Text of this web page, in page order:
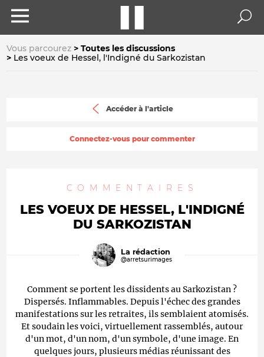
Vous parcourez
Toutes les discussions
Les voeux de Hessel, l'Indigné du Sarkozistan
Accéder à l'article
Connectez-vous pour commenter
COMMENTAIRES
LES VOEUX DE HESSEL, L'INDIGNÉ
DU SARKOZISTAN
La rédaction
@arretsurimages
Comment se portent les dissidents au Sarkozistan ?
Dispersés. Inflammables. Depuis l'échec des grandes
manifestations sur les retraites, ils semblaient atomisés.
Et soudain les voici, virtuellement rassemblés, autour
d'un mot, d'un nom, d'un symbole, d'une image. En
quelques jours, plusieurs médias réunissant des